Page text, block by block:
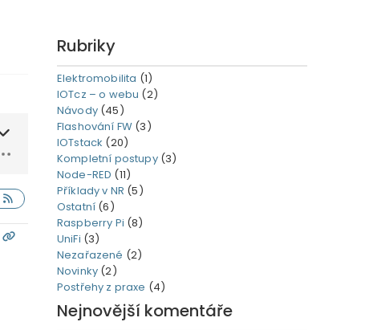
Rubriky
Elektromobilita (1)
IOTcz – o webu (2)
Návody(45)
Flashování FW (3)
IOTstack (20)
Kompletní postupy(3)
Node-RED (11)
Příklady v NR (5)
Ostatní (6)
Raspberry Pi (8)
UniFi (3)
Nezařazené (2)
Novinky (2)
Postřehy z praxe (4)
Nejnovější komentáře